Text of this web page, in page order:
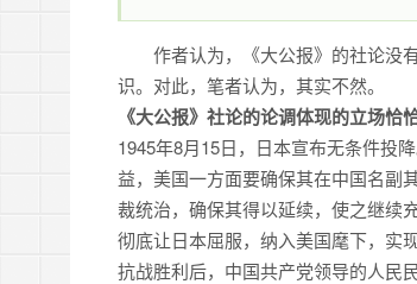
作者认为，《大公报》的社论没
识。对此，笔者认为，其实不然。
《大公报》社论的论调体现的立场恰
1945年8月15日，日本宣布无条件投
益，美国一方面要确保其在中国名副
裁统治，确保其得以延续，使之继续
彻底让日本屈服，纳入美国麾下，实
抗战胜利后，中国共产党领导的人民